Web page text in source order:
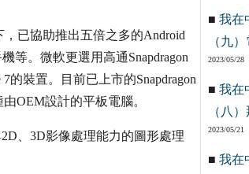
已協助推出五倍之多的Android
等。微軟更選用高通Snapdragon
的裝置。目前已上市的Snapdragon
OEM設計的平板電腦。
、3D影像處理能力的圖形處理
■ 我在
（九
2023/05/28
■ 我在
（八
2023/05/21
■ 我在